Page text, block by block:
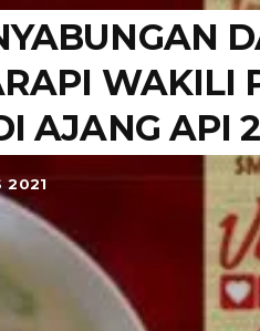
WAKILI
AJANG API
2021